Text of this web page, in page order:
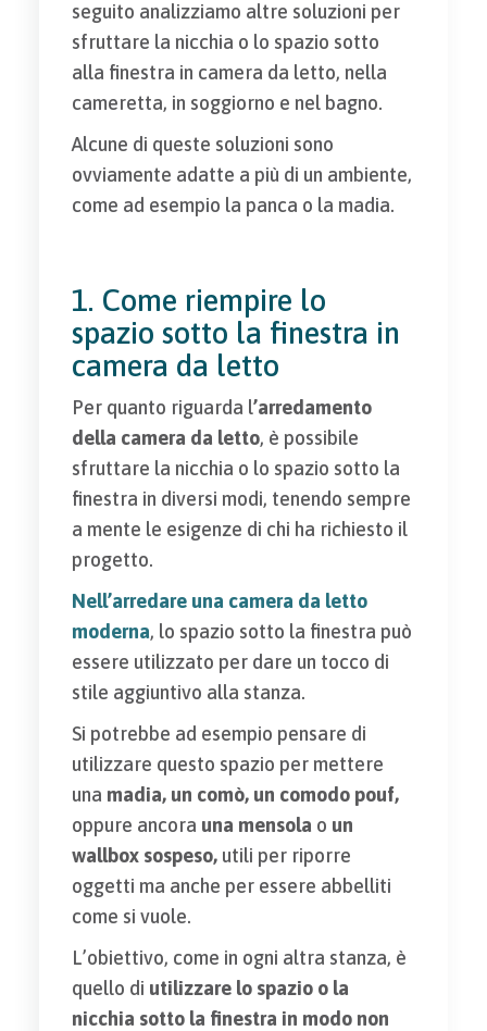
seguito analizziamo altre soluzioni per
sfruttare la nicchia o lo spazio sotto
alla finestra in camera da letto, nella
cameretta, in soggiorno e nel bagno.
Alcune di queste soluzioni sono
ovviamente adatte a più di un ambiente,
come ad esempio la panca o la madia.
1. Come riempire lo
spazio sotto la finestra in
camera da letto
Per quanto riguarda l’arredamento
della camera da letto, è possibile
sfruttare la nicchia o lo spazio sotto la
finestra in diversi modi, tenendo sempre
a mente le esigenze di chi ha richiesto il
progetto.
Nell’arredare una camera da letto
moderna, lo spazio sotto la finestra può
essere utilizzato per dare un tocco di
stile aggiuntivo alla stanza.
Si potrebbe ad esempio pensare di
utilizzare questo spazio per mettere
una madia, un comò, un comodo pouf,
oppure ancora una mensola o un
wallbox sospeso, utili per riporre
oggetti ma anche per essere abbelliti
come si vuole.
L’obiettivo, come in ogni altra stanza, è
quello di utilizzare lo spazio o la
nicchia sotto la finestra in modo non